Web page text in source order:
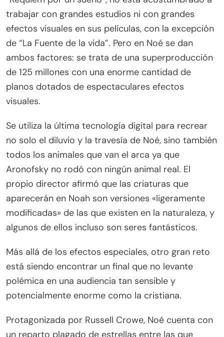
trabajar con grandes estudios ni con grandes
efectos visuales en sus películas, con la excepción
de “La Fuente de la vida”. Pero en Noé se dan
ambos factores: se trata de una superproducción
de 125 millones con una enorme cantidad de
planos dotados de espectaculares efectos
visuales.
Se utiliza la última tecnología digital para recrear
no solo el diluvio y la travesía de Noé, sino también
todos los animales que van el arca ya que
Aronofsky no rodó con ningún animal real. El
propio director afirmó que las criaturas que
aparecerán en Noah son versiones «ligeramente
modificadas» de las que existen en la naturaleza, y
algunos de ellos incluso son seres fantásticos.
Más allá de los efectos especiales, otro gran reto
está siendo encontrar un final que no levante
polémica en una audiencia tan sensible y
potencialmente enorme como la cristiana.
Protagonizada por Russell Crowe, Noé cuenta con
un reparto plagado de estrellas entre las que